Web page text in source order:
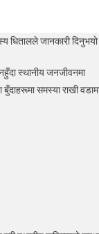
धितालले जानकारी
स्थानीय जनजीवनमा
समस्या राखी